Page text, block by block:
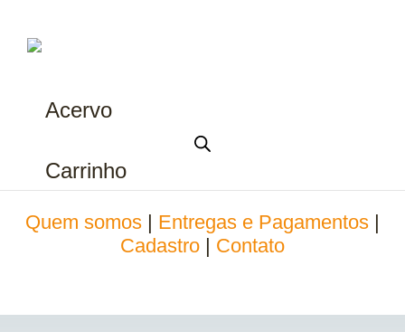
Acervo
Carrinho
Quem somos Entregas e Pagamentos
Cadastro
Contato